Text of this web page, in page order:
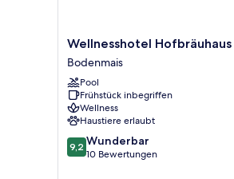
Wellnesshotel
Hofbräuhaus
Bodenmais
Wellnesshotel Hofbräuhaus
Bodenmais
Pool
Frühstück inbegriffen
Wellness
Haustiere erlaubt
9.2
von
9,2 Wunderbar
10 Bewertungen